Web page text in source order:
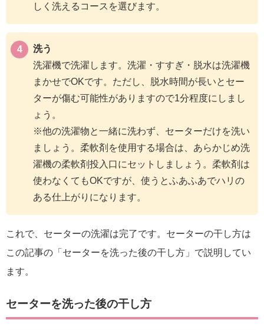
しく洗えるコースを選びます。
洗う
洗濯機で洗濯します。洗濯・すすぎ・脱水は洗濯機
まかせでOKです。ただし、脱水時間が長いとセー
ターが傷む可能性がありますので1分程度にしまし
ょう。
※他の洗濯物と一緒に洗わず、セーターだけを洗い
ましょう。柔軟剤を使用する場合は、あらかじめ洗
濯機の柔軟剤投入口にセットしましょう。柔軟剤は
使わなくてもOKですが、使うとふあふあでハリの
ある仕上がりになります。
これで、セーターの洗濯は完了です。セーターの干し方は
この記事の「セーターを洗った後の干し方」で説明してい
ます。
セーターを洗った後の干し方